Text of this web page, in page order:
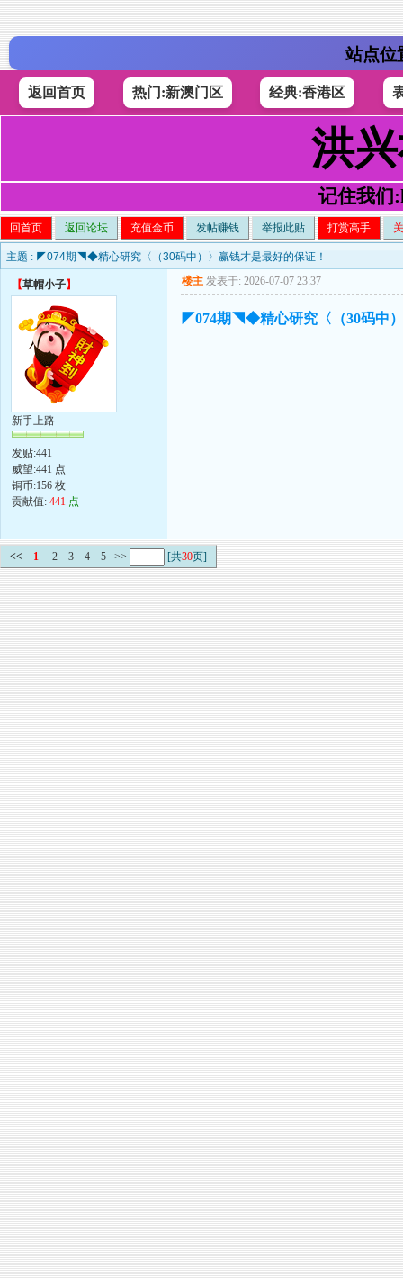
站点位
返回首页 热门:新澳门区 经典:香港区
洪
记住我们
回首页 返回论坛 充值金币 发帖赚钱 举报此贴 打赏高手
主题 : ◤074期◥◆精心研究〈（30码中）〉赢钱才是最好的保证！
【草帽小子】
新手上路
发贴:441
威望:441 点
铜币:156 枚
贡献值: 441 点
楼主 发表于: 2026-07-07 23:37
◤074期◥◆精心研究〈（30码中
<< 1 2 3 4 5 >> [共30页]